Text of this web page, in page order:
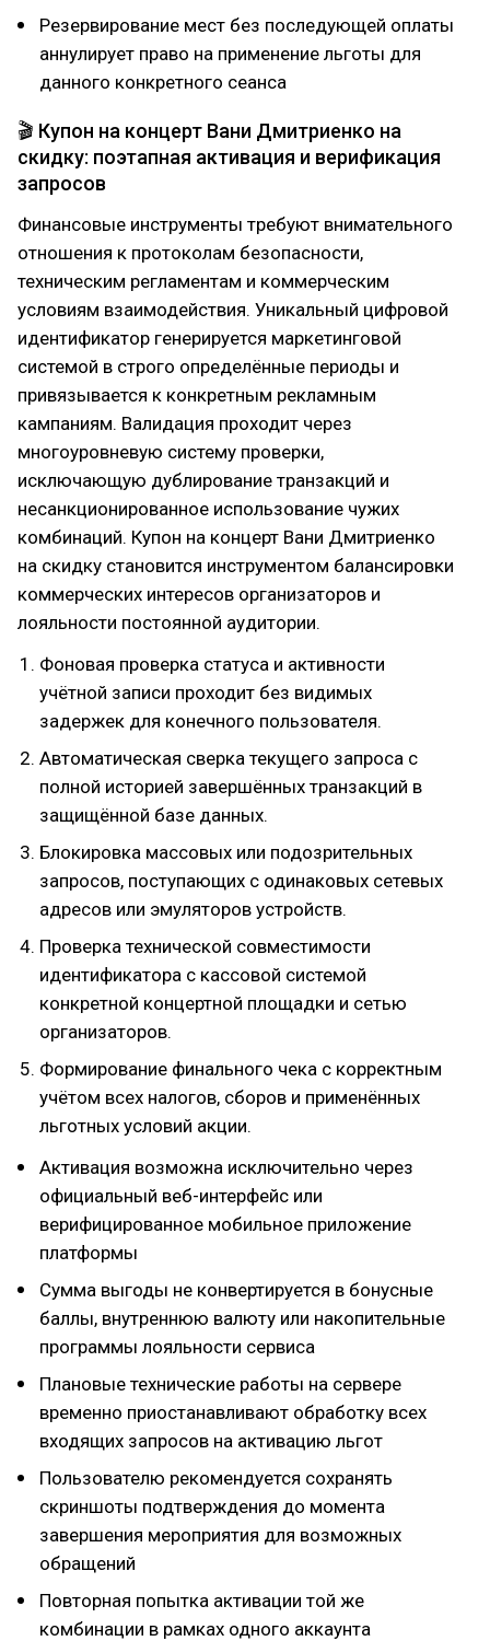
Резервирование мест без последующей оплаты
аннулирует право на применение льготы для
данного конкретного сеанса
🎬 Купон на концерт Вани Дмитриенко на
скидку: поэтапная активация и верификация
запросов
Финансовые инструменты требуют внимательного
отношения к протоколам безопасности,
техническим регламентам и коммерческим
условиям взаимодействия. Уникальный цифровой
идентификатор генерируется маркетинговой
системой в строго определённые периоды и
привязывается к конкретным рекламным
кампаниям. Валидация проходит через
многоуровневую систему проверки,
исключающую дублирование транзакций и
несанкционированное использование чужих
комбинаций. Купон на концерт Вани Дмитриенко
на скидку становится инструментом балансировки
коммерческих интересов организаторов и
лояльности постоянной аудитории.
Фоновая проверка статуса и активности
учётной записи проходит без видимых
задержек для конечного пользователя.
Автоматическая сверка текущего запроса с
полной историей завершённых транзакций в
защищённой базе данных.
Блокировка массовых или подозрительных
запросов, поступающих с одинаковых сетевых
адресов или эмуляторов устройств.
Проверка технической совместимости
идентификатора с кассовой системой
конкретной концертной площадки и сетью
организаторов.
Формирование финального чека с корректным
учётом всех налогов, сборов и применённых
льготных условий акции.
Активация возможна исключительно через
официальный веб-интерфейс или
верифицированное мобильное приложение
платформы
Сумма выгоды не конвертируется в бонусные
баллы, внутреннюю валюту или накопительные
программы лояльности сервиса
Плановые технические работы на сервере
временно приостанавливают обработку всех
входящих запросов на активацию льгот
Пользователю рекомендуется сохранять
скриншоты подтверждения до момента
завершения мероприятия для возможных
обращений
Повторная попытка активации той же
комбинации в рамках одного аккаунта